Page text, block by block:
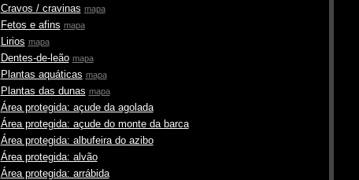
Cravos / cravinas mapa
Fetos e afins mapa
Lirios mapa
Dentes-de-leão mapa
Plantas aquáticas mapa
Plantas das dunas mapa
Área protegida: açude da agolada
Área protegida: açude do monte da barca
Área protegida: albufeira do azibo
Área protegida: alvão
Área protegida: arrábida